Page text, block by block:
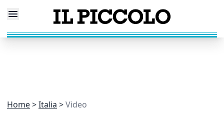
Home Italia Video